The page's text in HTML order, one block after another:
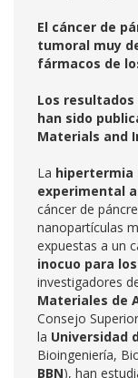
El cáncer de
tumoral muy
fármacos de
Los
han sido
Materials and
La hipertermia
experimental
cáncer de
nanopartículas
expuestas a un
inocuo para
investigadores
Materiales de
Consejo
la Universidad
Bioingeniería,
BBN), han